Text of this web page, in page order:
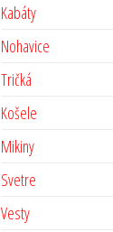
Kabáty
Nohavice
Tričká
Košele
Mikiny
Svetre
Vesty